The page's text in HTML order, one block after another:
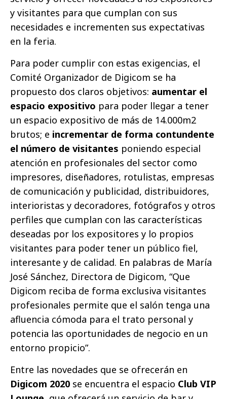
y visitantes para que cumplan con sus
necesidades e incrementen sus expectativas
en la feria.
Para poder cumplir con estas exigencias, el
Comité Organizador de Digicom se ha
propuesto dos claros objetivos: aumentar el
espacio expositivo para poder llegar a tener
un espacio expositivo de más de 14.000m2
brutos; e incrementar de forma contundente
el número de visitantes poniendo especial
atención en profesionales del sector como
impresores, diseñadores, rotulistas, empresas
de comunicación y publicidad, distribuidores,
interioristas y decoradores, fotógrafos y otros
perfiles que cumplan con las características
deseadas por los expositores y lo propios
visitantes para poder tener un público fiel,
interesante y de calidad. En palabras de María
José Sánchez, Directora de Digicom, “Que
Digicom reciba de forma exclusiva visitantes
profesionales permite que el salón tenga una
afluencia cómoda para el trato personal y
potencia las oportunidades de negocio en un
entorno propicio”.
Entre las novedades que se ofrecerán en
Digicom 2020 se encuentra el espacio Club VIP